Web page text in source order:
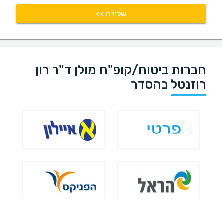
שליחה >>
חברות ביטוח/קופ"ח מולן ד"ר רון
רוזנטל בהסדר